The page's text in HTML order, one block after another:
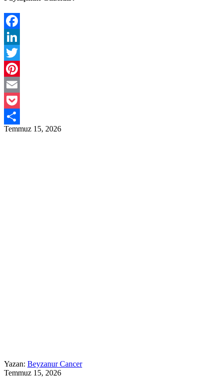
Facebook
LinkedIn
Twitter
Pinterest
Email
Pocket
Share
Temmuz 15, 2026
Yazan: Beyzanur Cancer
Temmuz 15, 2026